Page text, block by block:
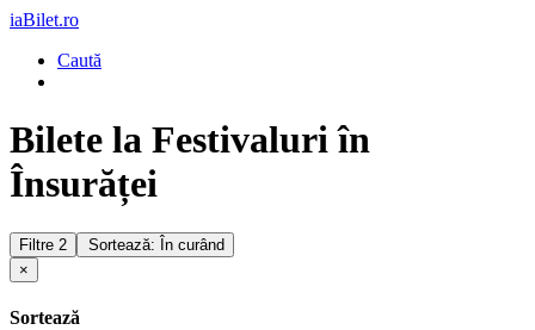
iaBilet.ro
Caută
Bilete la Festivaluri în
Însurăței
Filtre 2
Sortează: În curând
×
Sortează